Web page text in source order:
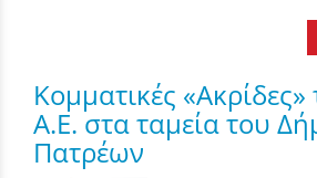
Κομματικές
Α.Ε. στα ταμεία του
Πατρέων